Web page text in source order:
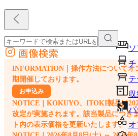
チ
パ
外部サイトの商品をカートに追加
他のサイトで見つけた商品ページのURLを貼り付けて、カー
画像検索
INFORMATION｜操作方法についてオ
期開催しております。
お申込み
NOTICE｜KOKUYO、ITOKI製品は
改定が実施されます。該当製品につき
ト内の表示価格を更新いたします。